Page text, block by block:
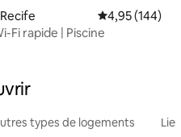
Évaluation
4,95 (144)
Fi rapide | Piscine
types de logements